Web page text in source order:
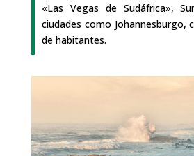
«Las Vegas de Sudáfrica»,
ciudades como Johannesburgo,
de habitantes.